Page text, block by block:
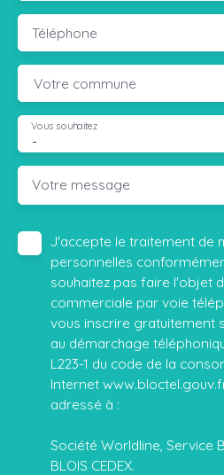
Téléphone
Votre commune
-
Vous souhaitez
Votre message
J'accepte le traitement de
personnelles
souhaitez pas faire l'objet
commerciale par voie
vous inscrire gratuitement
au démarchage
L223-1 du code de la
Internet
adressé à :
Société Worldline, Service
BLOIS CEDEX.